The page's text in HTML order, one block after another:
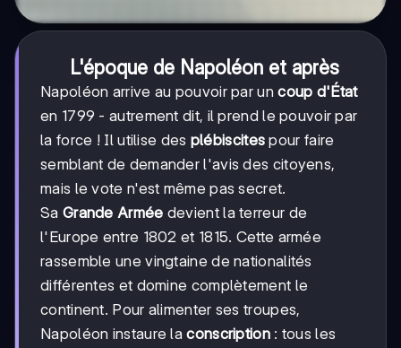
L'époque de Napoléon et après
Napoléon arrive au pouvoir par uncoup d'État
en 1799 - autrement dit, il prend le pouvoir par
la force ! Il utilise des plébiscites pour faire
semblant de demander l'avis des citoyens,
mais le vote n'est même pas secret.
Sa Grande Armée devient la terreur de
l'Europe entre 1802 et 1815. Cette armée
rassemble une vingtaine de nationalités
différentes et domine complètement le
continent. Pour alimenter ses troupes,
Napoléon instaure laconscription: tous les